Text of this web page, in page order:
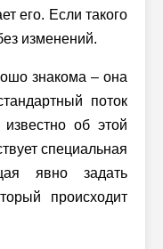
его. Если такого
изменений.
знакома – она
поток
об этой
специальная
явно задать
происходит